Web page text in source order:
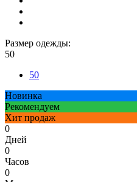
Размер одежды:
50
50
Новинка
Рекомендуем
Хит продаж
0
Дней
0
Часов
0